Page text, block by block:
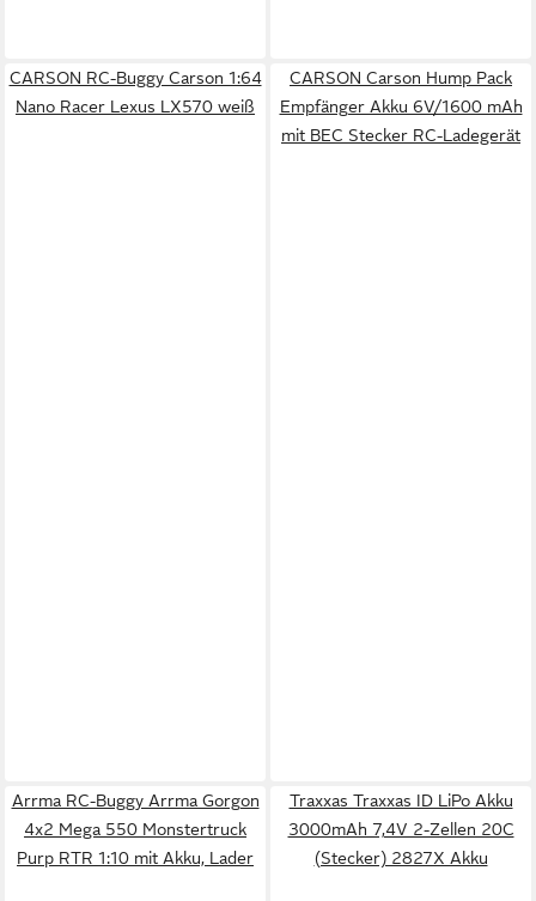
CARSON RC-Buggy Carson 1:64
Nano Racer Lexus LX570 weiß
CARSON Carson Hump Pack
Empfänger Akku 6V/1600 mAh
mit BEC Stecker RC-Ladegerät
Arrma RC-Buggy Arrma Gorgon
4x2 Mega 550 Monstertruck
Purp RTR 1:10 mit Akku, Lader
Traxxas Traxxas ID LiPo Akku
3000mAh 7,4V 2-Zellen 20C
(Stecker) 2827X Akku